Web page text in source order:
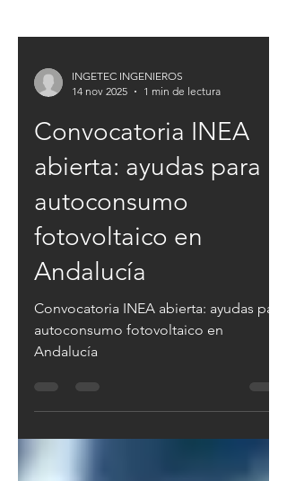
14 nov 2025
1 min de lectura
Convocatoria INEA
abierta: ayudas para
autoconsumo
fotovoltaico en
Andalucía
Convocatoria INEA abierta: ayudas para
Andalucía